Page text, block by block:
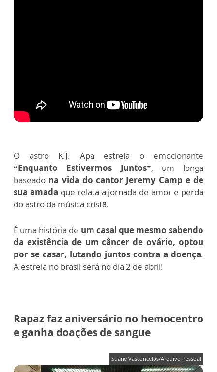
O astro K.J. Apa estrela o emocionante
“Enquanto Estivermos Juntos”, um longa
baseado na vida do cantor Jeremy Camp e de
sua amada que relata a jornada de amor e perda
do astro da música cristã.
É uma história de um casal que mesmo sabendo
da existência de um câncer de ovário, optou
por se casar, lutando juntos contra a doença.
A estreia no brasil será no dia 2 de abril!
Rapaz faz aniversário no hemocentro
e ganha doações de sangue
Suane Vasconcelos/Arquivo Pessoal